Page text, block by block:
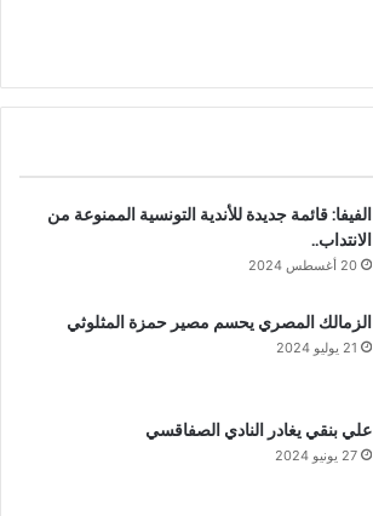
الفيفا: قائمة جديدة للأندية التونسية الممنوعة من
الانتداب..
20 أغسطس 2024
الزمالك المصري يحسم مصير حمزة المثلوثي
21 يوليو 2024
علي بنقي يغادر النادي الصفاقسي
27 يونيو 2024